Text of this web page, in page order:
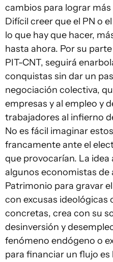
cambios para lograr
Difícil creer que el PN o
lo que hay que hacer,
hasta ahora. Por su
PIT-CNT, seguirá
conquistas sin dar un
negociación colectiva,
empresas y al empleo y
trabajadores al infierno
No es fácil imaginar
francamente ante el
que provocarían. La
algunos economistas de
Patrimonio para gravar
con excusas ideológicas
concretas, crea con su
desinversión y
fenómeno endógeno o
para financiar un flujo